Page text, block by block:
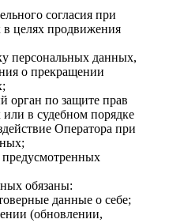
согласия при
в целях продвижения
персональных данных,
о прекращении
орган по защите прав
в судебном порядке
Оператора при
обязаны:
данные о себе;
(обновлении,